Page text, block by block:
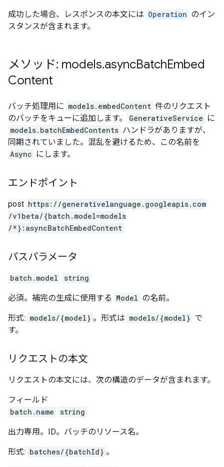
成功した場合、レスポンスの本文には Operation のイン
スタンスが含まれます。
メソッド: models.asyncBatchEmbed
Content
バッチ処理用に models.embedContent 件のリクエスト
のバッチをキューに追加します。
GenerativeService に
models.batchEmbedContents ハンドラがありますが、
同期されていました。混乱を避けるため、この名前を
Async にします。
エンドポイント
post https: / /generativelanguage.googleapis.com
/v1beta/{batch.model=models
/*}:asyncBatchEmbedContent
パスパラメータ
batch.model string
必須。補完の生成に使用する Model の名前。
形式: models/{model} 。形式は models/{model} で
す。
リクエストの本文
リクエストの本文には、次の構造のデータが含まれます。
フィールド
batch.name
string
出力専用。ID。バッチのリソース名。
形式: batches/{batchId} 。